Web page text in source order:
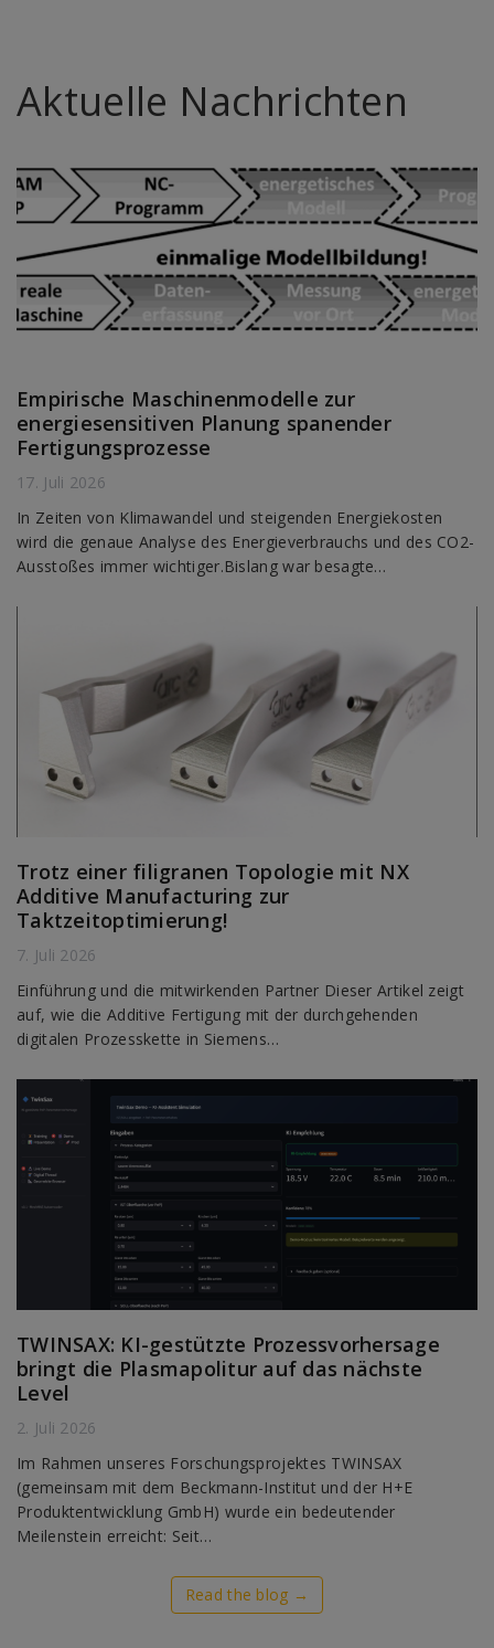
Aktuelle Nachrichten
Empirische Maschinenmodelle zur
energiesensitiven Planung spanender
Fertigungsprozesse
17. Juli 2026
In Zeiten von Klimawandel und steigenden Energiekosten
wird die genaue Analyse des Energieverbrauchs und des CO2-
Ausstoßes immer wichtiger.Bislang war besagte…
Trotz einer filigranen Topologie mit NX
Additive Manufacturing zur
Taktzeitoptimierung!
7. Juli 2026
Einführung und die mitwirkenden Partner Dieser Artikel zeigt
auf, wie die Additive Fertigung mit der durchgehenden
digitalen Prozesskette in Siemens…
TWINSAX: KI-gestützte Prozessvorhersage
bringt die Plasmapolitur auf das nächste
Level
2. Juli 2026
Im Rahmen unseres Forschungsprojektes TWINSAX
(gemeinsam mit dem Beckmann-Institut und der H+E
Produktentwicklung GmbH) wurde ein bedeutender
Meilenstein erreicht: Seit…
Read the blog →